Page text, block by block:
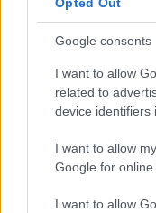
Google consents
I want to allow
related to
device identifiers
I want to allow
Google for
I want to allow